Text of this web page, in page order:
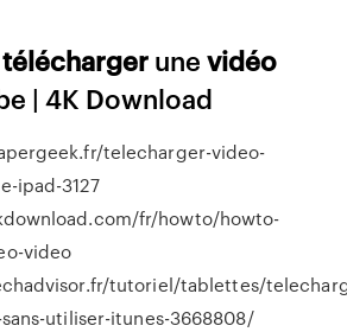
télécharger unevidéo
| 4K Download
telecharger-video-
ipad-3127
fr/howto/howto-
video
tutoriel/tablettes/
utiliser-itunes-3668808/